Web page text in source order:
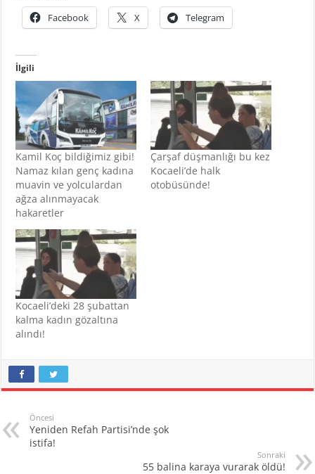
Facebook X Telegram
İlgili
Kamil Koç bildiğimiz gibi!
Namaz kılan genç kadına
muavin ve yolculardan
ağza alınmayacak
hakaretler
Çarşaf düşmanlığı bu kez
Kocaeli’de halk
otobüsünde!
Kocaeli’deki 28 şubattan
kalma kadın gözaltına
alındı!
Öncesi
Yeniden Refah Partisi’nde şok
istifa!
Sonraki
55 balina karaya vurarak öldü!